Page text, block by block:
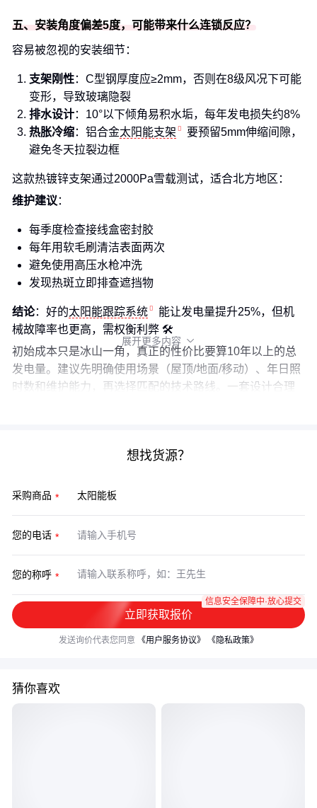
五、安装角度偏差5度，可能带来什么连锁反应？
容易被忽视的安装细节：
支架刚性：C型钢厚度应≥2mm，否则在8级风况下可能
变形，导致玻璃隐裂
排水设计：10°以下倾角易积水垢，每年发电损失约8%
热胀冷缩：铝合金太阳能支架
要预留5mm伸缩间隙，
避免冬天拉裂边框
这款热镀锌支架通过2000Pa雪载测试，适合北方地区：
维护建议 ：
每季度检查接线盒密封胶
每年用软毛刷清洁表面两次
避免使用高压水枪冲洗
发现热斑立即排查遮挡物
结论：好的太阳能跟踪系统
能让发电量提升25%，但机
械故障率也更高，需权衡利弊 🛠️
初始成本只是冰山一角，真正的性价比要算10年以上的总
发电量。建议先明确使用场景（屋顶/地面/移动）、年日照
时数和维护能力，再选择匹配的技术路线。一套设计合理
展开更多内容 
想找货源？
采购商品
您的电话
您的称呼
立即获取报价
信息安全保障中·放心提交
发送询价代表您同意 《用户服务协议》 《隐私政策》
猜你喜欢